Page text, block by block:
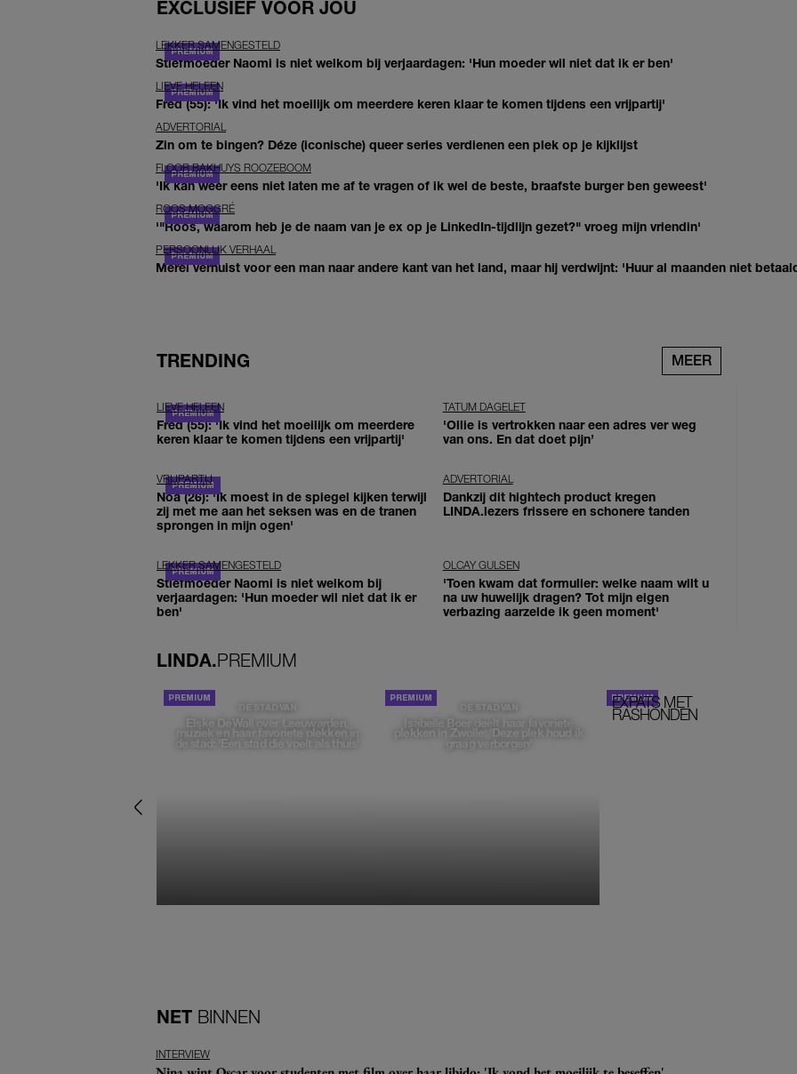
EXCLUSIEF VOOR JOU
LEKKER SAMENGESTELD
Stiefmoeder Naomi is niet welkom bij verjaardagen: 'Hun moeder wil niet dat ik er ben'
LIEVE HELEEN
Fred (55): 'Ik vind het moeilijk om meerdere keren klaar te komen tijdens een vrijpartij'
ADVERTORIAL
Zin om te bingen? Déze (iconische) queer series verdienen een plek op je kijklijst
FLOOR BAKHUYS ROOZEBOOM
'Ik kan weer eens niet laten me af te vragen of ik wel de beste, braafste burger ben geweest'
ROOS MOGGRÉ
'"Roos, waarom heb je de naam van je ex op je LinkedIn-tijdlijn gezet?" vroeg mijn vriendin'
PERSOONLIJK VERHAAL
Merel verhuist voor een man naar andere kant van het land, maar hij verdwijnt: 'Huur al maanden niet
TRENDING MEER
LIEVE HELEEN
Fred (55): 'Ik vind het moeilijk om meerdere
keren klaar te komen tijdens een vrijpartij'
TATUM DAGELET
'Ollie is vertrokken naar een adres ver weg
van ons. En dat doet pijn’
VRIJPARTIJ
Noa (26): 'Ik moest in de spiegel kijken terwijl
zij met me aan het seksen was en de tranen
sprongen in mijn ogen'
ADVERTORIAL
Dankzij dit hightech product kregen
LINDA.lezers frissere en schonere tanden
LEKKER SAMENGESTELD
Stiefmoeder Naomi is niet welkom bij
verjaardagen: 'Hun moeder wil niet dat ik er
ben'
OLCAY GULSEN
'Toen kwam dat formulier: welke naam wilt u
na uw huwelijk dragen? Tot mijn eigen
verbazing aarzelde ik geen moment'
LINDA.PREMIUM
DE STAD VAN
Elske DeWall over Leeuwarden,
muziek en haar favoriete plekken in
de stad: 'Een stad die voelt als thuis'
DE STAD VAN
Isabelle Boer deelt haar favoriete
plekken in Zwolle: 'Deze plek houd ik
graag verborgen'
EXPATS MET
RASHONDEN
NET BINNEN
INTERVIEW